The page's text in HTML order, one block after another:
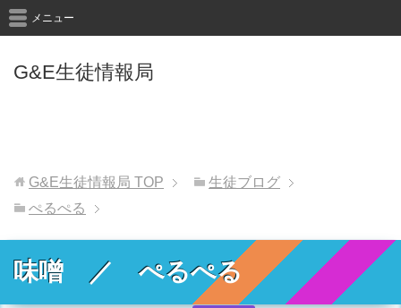
G&E生徒情報局
メニュー
G&E生徒情報局 TOP
生徒ブログ
ぺるぺる
味噌 ／ ぺるぺる